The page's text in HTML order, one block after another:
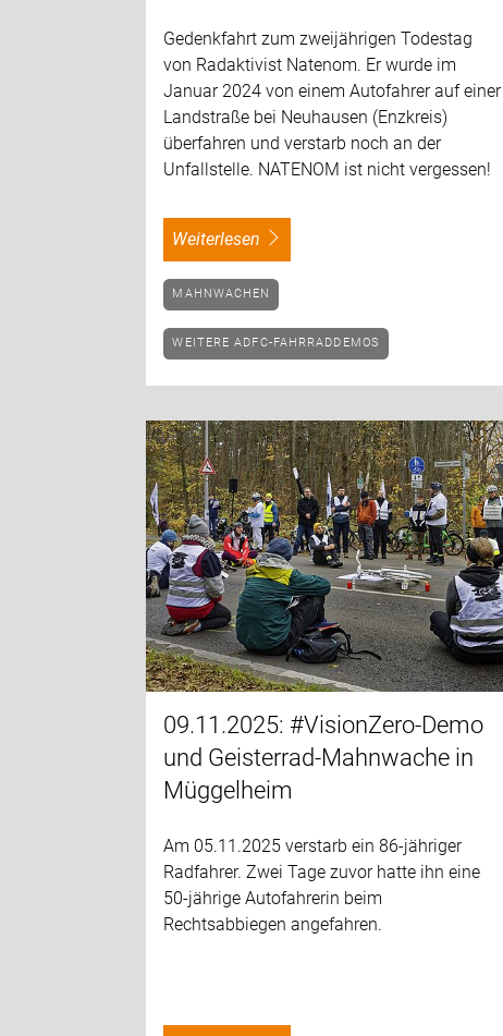
Gedenkfahrt zum zweijährigen Todestag
von Radaktivist Natenom. Er wurde im
Januar 2024 von einem Autofahrer auf einer
Landstraße bei Neuhausen (Enzkreis)
überfahren und verstarb noch an der
Unfallstelle. NATENOM ist nicht vergessen!
weiterlesen
MAHNWACHEN
WEITERE ADFC-FAHRRADDEMOS
09.11.2025: #VisionZero-Demo
und Geisterrad-Mahnwache in
Müggelheim
Am 05.11.2025 verstarb ein 86-jähriger
Radfahrer. Zwei Tage zuvor hatte ihn eine
50-jährige Autofahrerin beim
Rechtsabbiegen angefahren.